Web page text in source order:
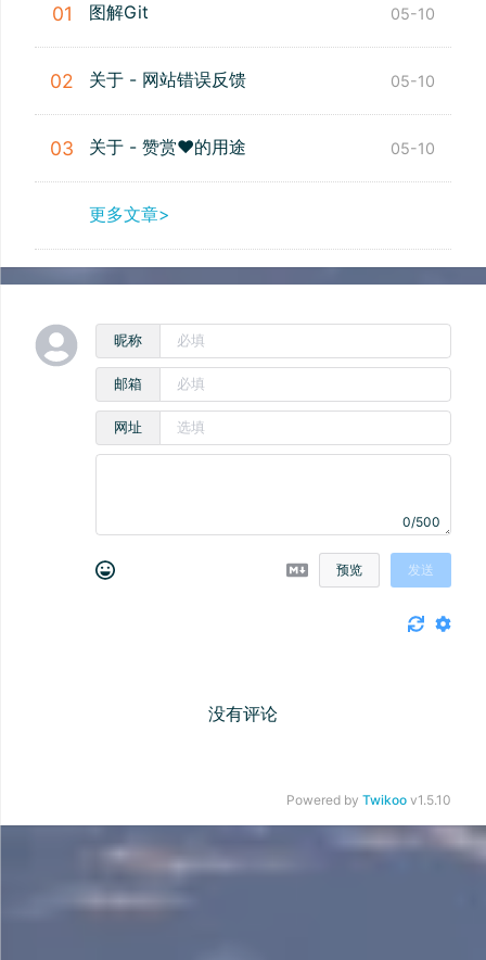
01 图解Git 05-10
02 关于 - 网站错误反馈 05-10
03 关于 - 赞赏❤️的用途 05-10
更多文章>
昵称
邮箱
网址
0/500
预览 发送
没有评论
Powered by Twikoo v1.5.10